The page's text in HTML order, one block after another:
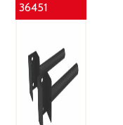
36451